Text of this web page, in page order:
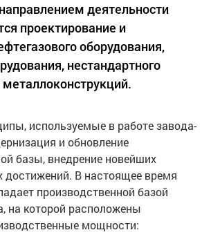
деятельности
проектирование и
оборудования,
нестандартного
используемые в работе завода-
и обновление
базы, внедрение новейших
достижений. В настоящее время
производственной базой
на которой расположены
мощности: